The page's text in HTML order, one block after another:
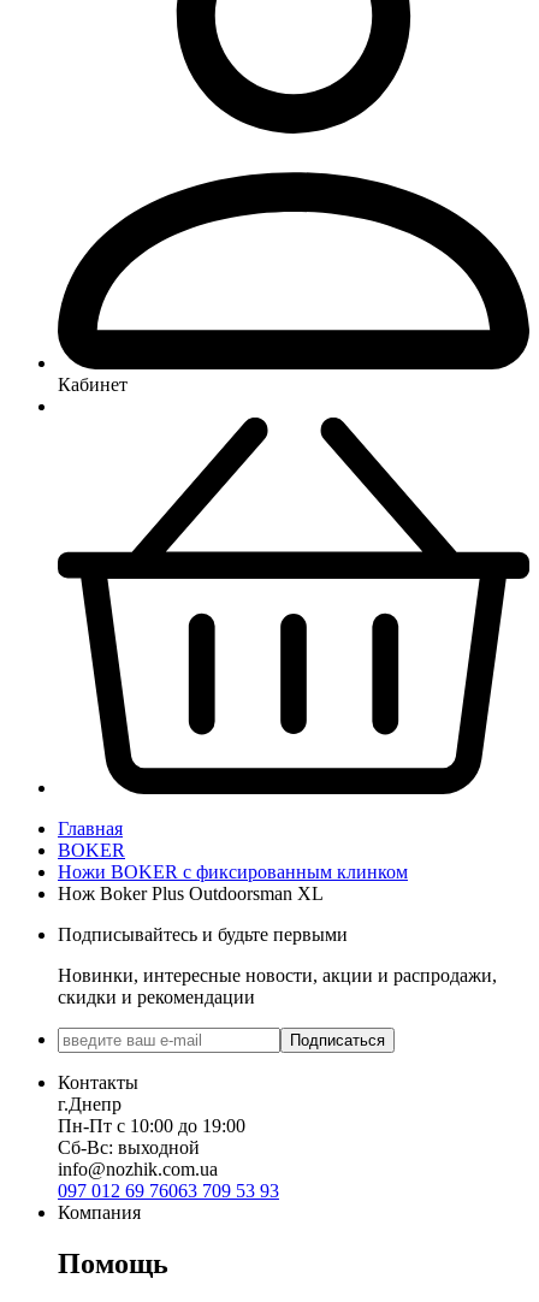
Кабинет
Главная
BOKER
Ножи BOKER с фиксированным клинком
Нож Boker Plus Outdoorsman XL
Подписывайтесь и будьте первыми
Новинки, интересные новости, акции и распродажи,
скидки и рекомендации
Подписаться
Контакты
г.Днепр
Пн-Пт с 10:00 до 19:00
Сб-Вс: выходной
info@nozhik.com.ua
097 012 69 76063 709 53 93
Компания
Помощь